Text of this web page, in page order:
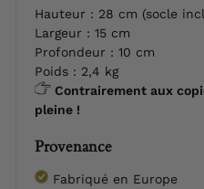
Hauteur : 28 cm (socle
Largeur : 15 cm
Profondeur : 10 cm
Poids : 2,4 kg
Contrairement aux
pleine !
Provenance
Fabriqué en Europe